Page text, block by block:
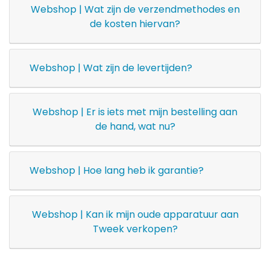
Webshop | Wat zijn de verzendmethodes en
de kosten hiervan?
Webshop | Wat zijn de levertijden?
Webshop | Er is iets met mijn bestelling aan
de hand, wat nu?
Webshop | Hoe lang heb ik garantie?
Webshop | Kan ik mijn oude apparatuur aan
Tweek verkopen?